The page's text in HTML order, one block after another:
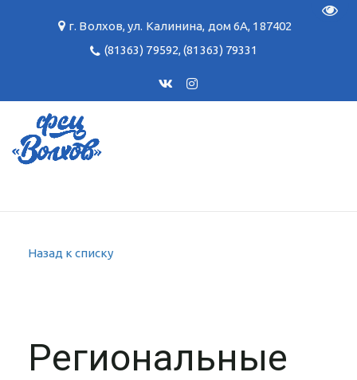
г. Волхов,ул. Калинина, дом 6А, 187402
(81363) 79592,(81363) 79331
Назад к списку
Региональные